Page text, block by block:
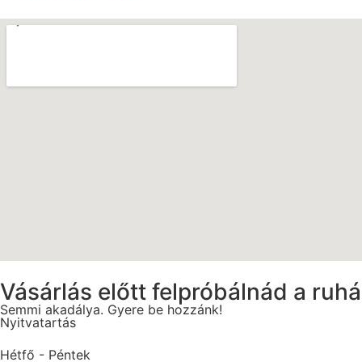
Vásárlás előtt felpróbálnád a
Semmi akadálya. Gyere be hozzánk!
Nyitvatartás
Hétfő - Péntek